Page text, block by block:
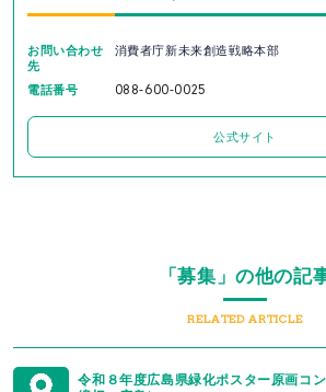
お問い合わせ
先
消費者庁新未来創造戦略本部
電話番号 088-600-0025
公式サイト
「募集」の他の記
RELATED ARTICLE
令和８年度広島県緑化ポスター原画コ